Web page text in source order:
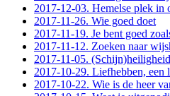
2017-12-03. Hemelse plek in
2017-11-26. Wie goed doet
2017-11-19. Je bent goed
2017-11-12. Zoeken naar
2017-11-05. (Schijn)heiligheid
2017-10-29. Liefhebben, een
2017-10-22. Wie is de heer